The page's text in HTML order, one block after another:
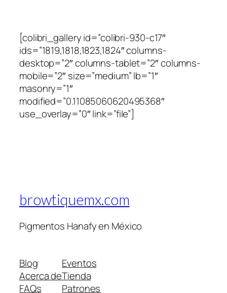
[colibri_gallery id=”colibri-930-c17″
ids=”1819,1818,1823,1824″ columns-
desktop=”2″ columns-tablet=”2″ columns-
mobile=”2″ size=”medium” lb=”1″
masonry=”1″
modified=”0.11085060620495368″
use_overlay=”0″ link=”file”]
browtiquemx.com
Pigmentos Hanafy en México
Blog
Acerca de
FAQs
Eventos
Tienda
Patrones